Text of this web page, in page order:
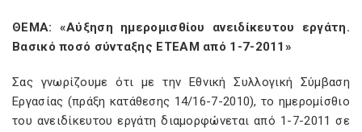
ΘΕΜΑ: «Αύξηση ημερομισθίου ανειδίκευτου εργάτη.
Βασικό ποσό σύνταξης ΕΤΕΑΜ από 1-7-2011»
Σας γνωρίζουμε ότι με την Εθνική Συλλογική Σύμβαση
Εργασίας (πράξη κατάθεσης 14/16-7-2010), το ημερομίσθιο
του ανειδίκευτου εργάτη διαμορφώνεται από 1-7-2011 σε